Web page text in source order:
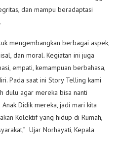
dan mampu beradaptasi
mengembangkan berbagai aspek,
dan moral. Kegiatan ini juga
empati, kemampuan berbahasa,
Pada saat ini Story Telling kami
dulu agar mereka bisa nanti
Didik mereka, jadi mari kita
Kolektif yang hidup di Rumah,
Ujar Norhayati, Kepala